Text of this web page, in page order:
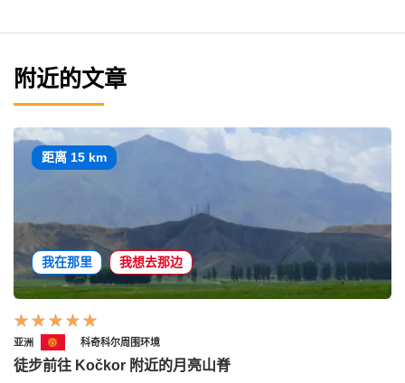
附近的文章
距离 15 km
我在那里 我想去那边
亚洲 科奇科尔周围环境
徒步前往 Kočkor 附近的月亮山脊